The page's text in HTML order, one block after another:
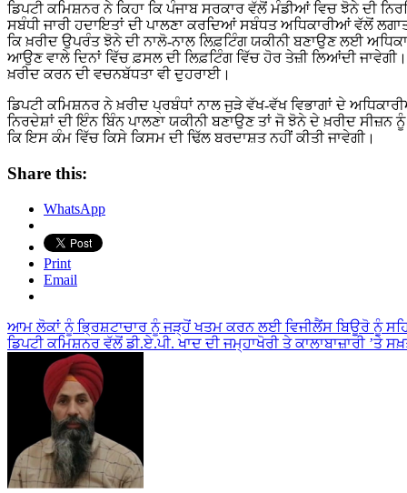
ਡਿਪਟੀ ਕਮਿਸ਼ਨਰ ਨੇ ਕਿਹਾ ਕਿ ਪੰਜਾਬ ਸਰਕਾਰ ਵੱਲੋਂ ਮੰਡੀਆਂ ਵਿਚ ਝੋਨੇ ਦੀ
ਸਬੰਧੀ ਜਾਰੀ ਹਦਾਇਤਾਂ ਦੀ ਪਾਲਣਾ ਕਰਦਿਆਂ ਸਬੰਧਤ ਅਧਿਕਾਰੀਆਂ ਵੱਲੋਂ
ਕਿ ਖ਼ਰੀਦ ਉਪਰੰਤ ਝੋਨੇ ਦੀ ਨਾਲੋ-ਨਾਲ ਲਿਫ਼ਟਿੰਗ ਯਕੀਨੀ ਬਣਾਉਣ ਲਈ
ਆਉਣ ਵਾਲੇ ਦਿਨਾਂ ਵਿੱਚ ਫ਼ਸਲ ਦੀ ਲਿਫ਼ਟਿੰਗ ਵਿੱਚ ਹੋਰ ਤੇਜ਼ੀ ਲਿਆਂਦੀ
ਖ਼ਰੀਦ ਕਰਨ ਦੀ ਵਚਨਬੱਧਤਾ ਵੀ ਦੁਹਰਾਈ।
ਡਿਪਟੀ ਕਮਿਸ਼ਨਰ ਨੇ ਖ਼ਰੀਦ ਪ੍ਰਬੰਧਾਂ ਨਾਲ ਜੁੜੇ ਵੱਖ-ਵੱਖ ਵਿਭਾਗਾਂ ਦੇ
ਨਿਰਦੇਸ਼ਾਂ ਦੀ ਇੰਨ ਬਿੰਨ ਪਾਲਣਾ ਯਕੀਨੀ ਬਣਾਉਣ ਤਾਂ ਜੋ ਝੋਨੇ ਦੇ ਖ਼ਰੀਦ
ਕਿ ਇਸ ਕੰਮ ਵਿੱਚ ਕਿਸੇ ਕਿਸਮ ਦੀ ਢਿੱਲ ਬਰਦਾਸ਼ਤ ਨਹੀਂ ਕੀਤੀ ਜਾਵੇਗੀ।
Share this:
WhatsApp
Print
Email
Post
navigation
ਆਮ ਲੋਕਾਂ ਨੂੰ ਭ੍ਰਿਸ਼ਟਾਚਾਰ ਨੂੰ ਜੜ੍ਹੋਂ ਖਤਮ ਕਰਨ ਲਈ ਵਿਜੀਲੈਂਸ ਬਿਊਰੋ ਨੂੰ
ਡਿਪਟੀ ਕਮਿਸ਼ਨਰ ਵੱਲੋਂ ਡੀ.ਏ.ਪੀ. ਖਾਦ ਦੀ ਜਮ੍ਹਾਖੋਰੀ ਤੇ ਕਾਲਾਬਾਜ਼ਾਰੀ ’ਤੇ